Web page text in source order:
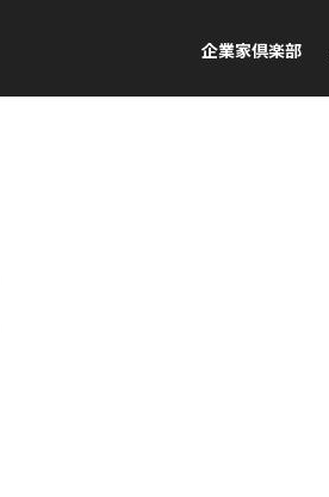
企業家倶楽部